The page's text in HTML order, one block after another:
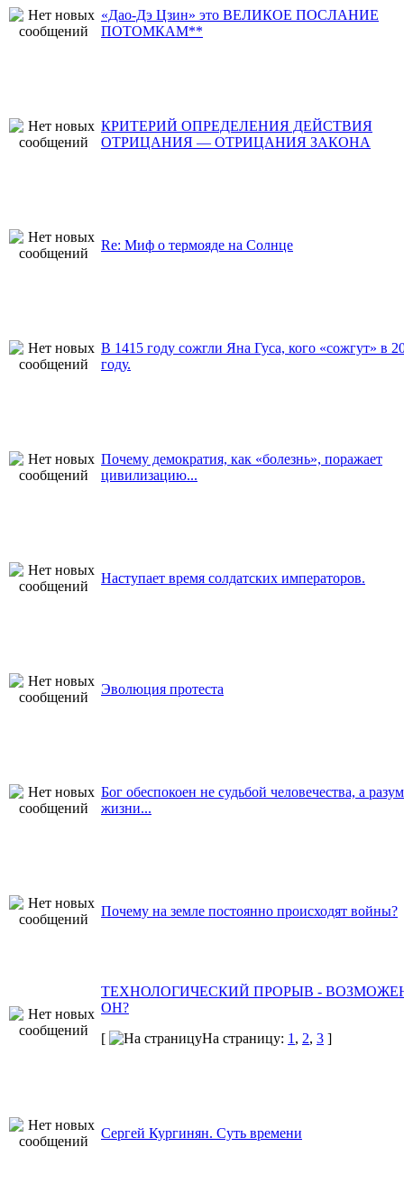
«Дао-Дэ Цзин» это ВЕЛИКОЕ ПОСЛАНИЕ
ПОТОМКАМ**
КРИТЕРИЙ ОПРЕДЕЛЕНИЯ ДЕЙСТВИЯ
ОТРИЦАНИЯ — ОТРИЦАНИЯ ЗАКОНА
Re: Миф о термояде на Солнце
В 1415 году сожгли Яна Гуса, кого «сожгут» в
году.
Почему демократия, как «болезнь», поражает
цивилизацию...
Наступает время солдатских императоров.
Эволюция протеста
Бог обеспокоен не судьбой человечества, а
жизни...
Почему на земле постоянно происходят войны?
ТЕХНОЛОГИЧЕСКИЙ ПРОРЫВ -
ОН?
[
На страницу: 1 , 2, 3 ]
Сергей Кургинян. Суть времени